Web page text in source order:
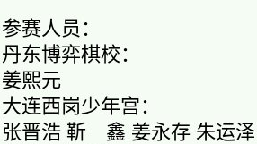
人员：
博弈棋校：
元
西岗少年宫：
浩 靳 鑫 姜永存 朱运泽